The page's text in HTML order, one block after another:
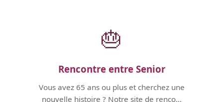
🎂
Rencontre entre Senior
Vous avez 65 ans ou plus et cherchez une
nouvelle histoire ? Notre site de renco...